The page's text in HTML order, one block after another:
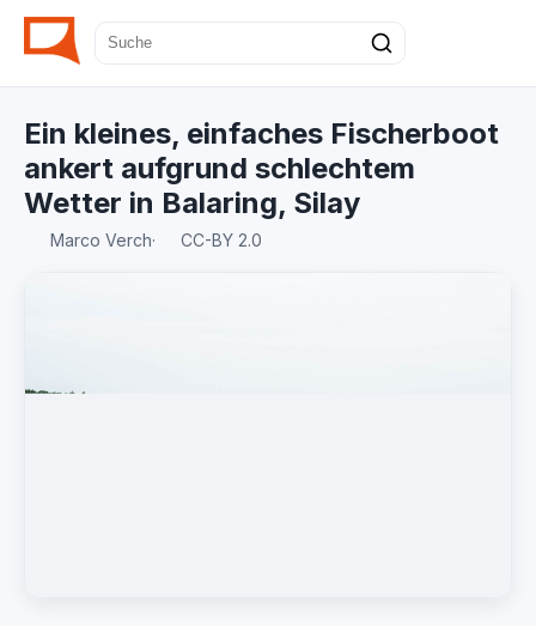
Ein kleines, einfaches Fischerboot
ankert aufgrund schlechtem
Wetter in Balaring, Silay
Marco Verch· CC-BY 2.0